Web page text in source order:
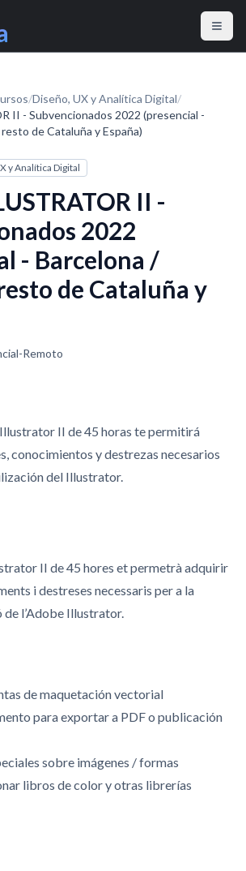
/Diseño, UX y Analítica Digital/
II - Subvencionados 2022 (presencial -
de Cataluña y España)
y Analítica Digital
II -
2022
- Barcelona /
de Cataluña y
Remoto
II de 45 horas te permitirá
conocimientos y destrezas necesarios
del Illustrator.
II de 45 hores et permetrà adquirir
i destreses necessaris per a la
l’Adobe Illustrator.
de maquetación vectorial
para exportar a PDF o publicación
sobre imágenes / formas
libros de color y otras librerías